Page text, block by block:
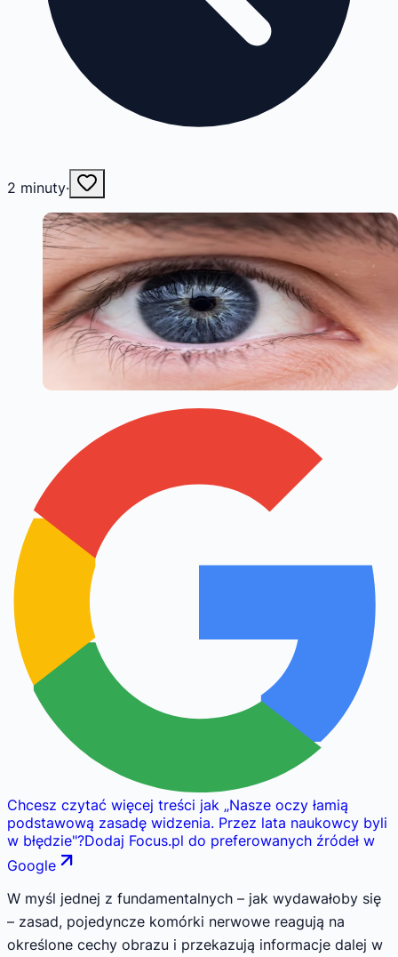
2 minuty·
Chcesz czytać więcej treści jak „Nasze oczy łamią
podstawową zasadę widzenia. Przez lata naukowcy byli
w błędzie"?Dodaj Focus.pl do preferowanych źródeł w
Google
W myśl jednej z fundamentalnych – jak wydawałoby się
– zasad, pojedyncze komórki nerwowe reagują na
określone cechy obrazu i przekazują informacje dalej w